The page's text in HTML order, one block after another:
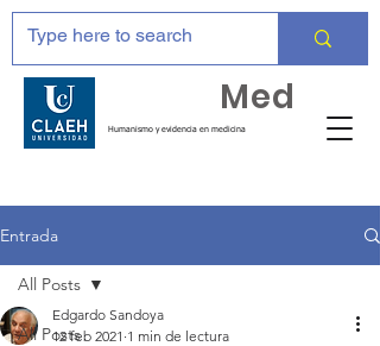
Humanismo y evidencia en medicina
Med
Entrada
All Posts
All Posts
Edgardo Sandoya
12 feb 2021 1 min de lectura